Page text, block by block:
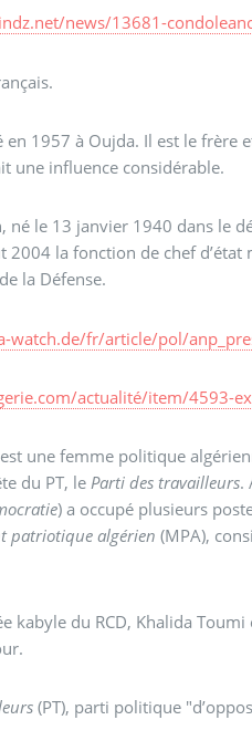
news/13681-
en 1957 à Oujda. Il est le frère
une influence considérable.
né le 13 janvier 1940 dans le
2004 la fonction de chef d’état
la Défense.
watch.de/fr/article/pol/
actualité/item/4593-
une femme politique
du PT, leParti des travailleurs.
) a occupé plusieurs
patriotique algérien (MPA),
kabyle du RCD, Khalida
(PT), parti politique